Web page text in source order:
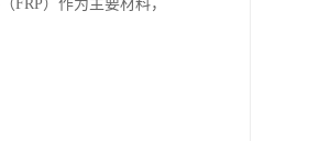
）作为主要材料，